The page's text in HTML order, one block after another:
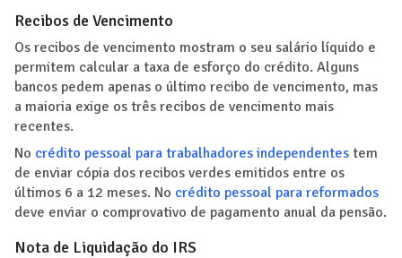
Recibos de Vencimento
Os recibos de vencimento mostram o seu salário líquido e
permitem calcular a taxa de esforço do crédito. Alguns
bancos pedem apenas o último recibo de vencimento, mas
a maioria exige os três recibos de vencimento mais
recentes.
No crédito pessoal para trabalhadores independentes tem
de enviar cópia dos recibos verdes emitidos entre os
últimos 6 a 12 meses. No crédito pessoal para reformados
deve enviar o comprovativo de pagamento anual da pensão.
Nota de Liquidação do IRS